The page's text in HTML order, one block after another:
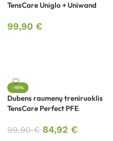
TensCare Uniglo + Uniwand
99,90 €
-15%
Dubens raumenų treniruoklis
TensCare Perfect PFE
99,90€ 84,92 €